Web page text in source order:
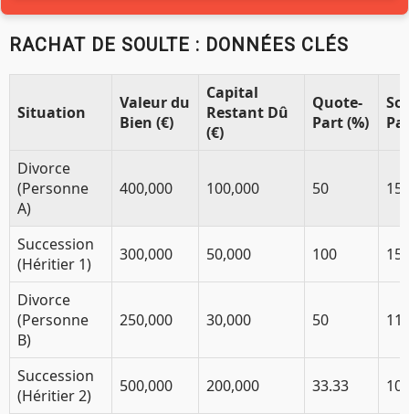
RACHAT DE SOULTE : DONNÉES CLÉS
Situation
Valeur du
Bien (€)
Capital
Restant Dû
(€)
Quote-
Part (%)
Divorce
(Personne
A)
400,000 100,000 50
Succession
(Héritier 1)
300,000 50,000 100
Divorce
(Personne
B)
250,000 30,000 50
Succession
(Héritier 2)
500,000 200,000 33.33